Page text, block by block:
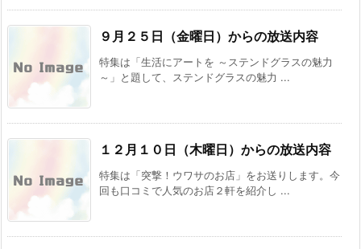
９月２５日（金曜日）からの放送内容
特集は「生活にアートを ～ステンドグラスの魅力
～」と題して、ステンドグラスの魅力 ...
１２月１０日（木曜日）からの放送内容
特集は「突撃！ウワサのお店」をお送りします。今
回も口コミで人気のお店２軒を紹介し ...